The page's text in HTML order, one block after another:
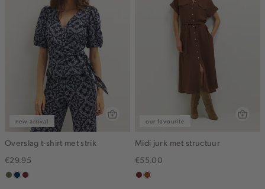
new arrival
Overslag t-shirt met strik
€29.95
groen,
donkerblauw
brique
our favourite
Midi jurk met structuur
€55.00
bordeaux
bruin